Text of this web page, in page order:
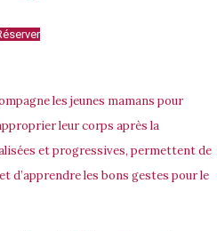
les jeunes mamans pour
leur corps après la
et progressives, permettent de
d’apprendre les bons gestes pour le